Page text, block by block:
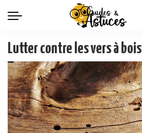
Lutter contre les vers à bois